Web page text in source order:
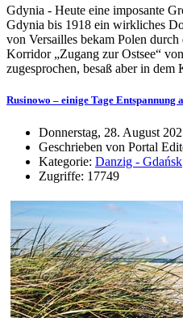
Gdynia - Heute eine imposante
Gdynia bis 1918 ein wirkliches
von Versailles bekam Polen durch
Korridor „Zugang zur Ostsee“
zugesprochen, besaß aber in
Rusinowo – einige Tage Entspannung
Donnerstag, 28. August
Geschrieben von Portal
Kategorie: Danzig - Gdańsk
Zugriffe: 17749